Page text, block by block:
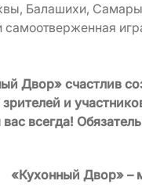
Балашихи,
Двор» счастлив
и
всегда!
«Кухонный Двор» –